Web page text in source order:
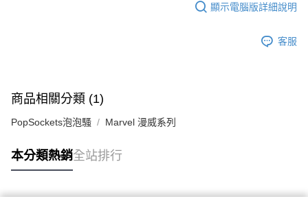
顯示電腦版詳細說明
客服
商品相關分類 (1)
PopSockets泡泡騷 Marvel 漫威系列
本分類熱銷全站排行